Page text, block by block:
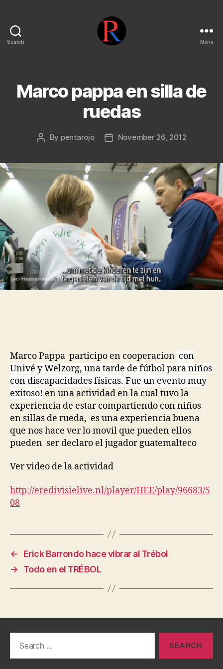
Search Menu
Marco pappa en silla de
ruedas
Post
By pentarojo
PostNovember 26, 2012
Marco Pappa participo en cooperacion con
Univé y Welzorg, una tarde de fútbol para niños
con discapacidades físicas. Fue un evento muy
exitoso! en una actividad en la cual tuvo la
experiencia de estar compartiendo con niños
en sillas de rueda, es una experiencia buena
que nos hace ver lo movil que pueden ellos
pueden ser declaro el jugador guatemalteco
Ver video de la actividad
http://eredivisielive.nl/player/HEE/play/96683/5
08
←
Erick Barrondo hace vibrar al Trébol
→
Todo en el TRÉBOL